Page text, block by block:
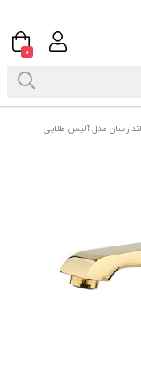
راسان مدل آلیس طلایی
0